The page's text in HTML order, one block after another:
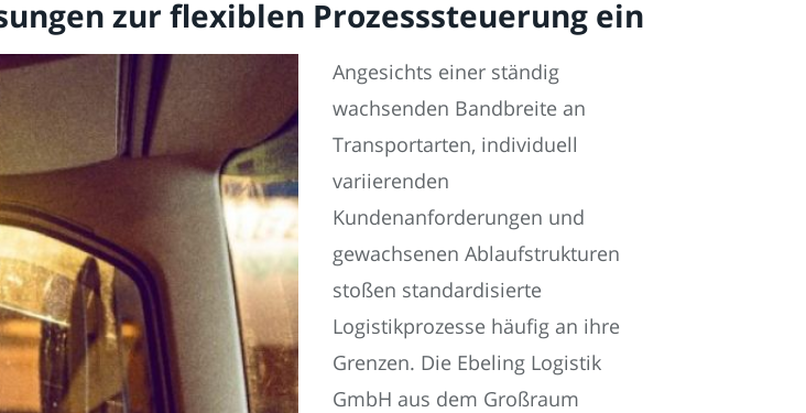
zur flexiblen Prozesssteuerung ein
Angesichts einer ständig
wachsenden Bandbreite an
Transportarten, individuell
variierenden
Kundenanforderungen und
gewachsenen Ablaufstrukturen
stoßen standardisierte
Logistikprozesse häufig an ihre
Grenzen. Die Ebeling Logistik
GmbH aus dem Großraum